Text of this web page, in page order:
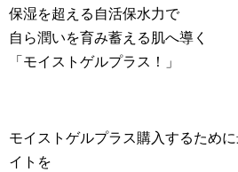
保湿を超える自活保水力で
自ら潤いを育み蓄える肌へ導く
「モイストゲルプラス！」
モイストゲルプラス購入するため
イトを